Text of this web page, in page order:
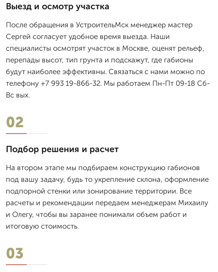
Выезд и осмотр участка
После обращения в УстроительМск менеджер мастер
Сергей согласует удобное время выезда. Наши
специалисты осмотрят участок в Москве, оценят рельеф,
перепады высот, тип грунта и подскажут, где габионы
будут наиболее эффективны. Связаться с нами можно по
телефону +7 993 19-866-32. Мы работаем Пн-Пт 09-18 Сб-
Вс вых.
02
Подбор решения и расчет
На втором этапе мы подбираем конструкцию габионов
под вашу задачу, будь то укрепление склона, оформление
подпорной стенки или зонирование территории. Все
расчеты и рекомендации передаем менеджерам Михаилу
и Олегу, чтобы вы заранее понимали объем работ и
итоговую стоимость.
03